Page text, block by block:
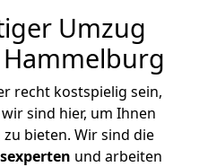
Umzug
recht kostspielig sein,
sind hier, um Ihnen
zu bieten. Wir sind die
und arbeiten